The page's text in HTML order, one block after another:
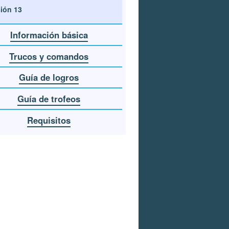
13
Información básica
Trucos y comandos
Guía de logros
Guía de trofeos
Requisitos